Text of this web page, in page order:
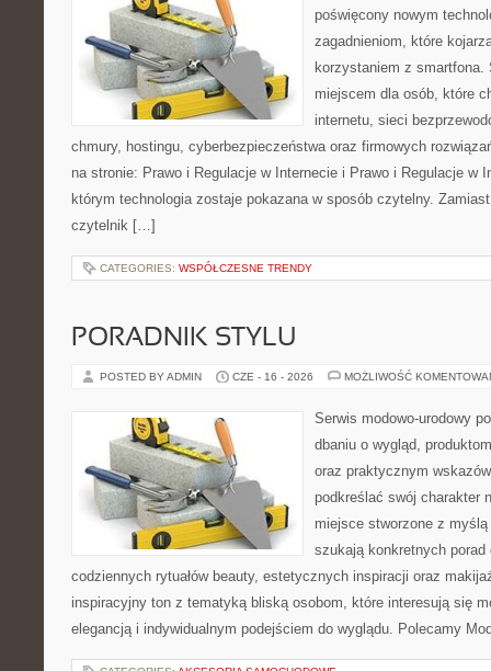
poświęcony nowym
zagadnieniom, które
korzystaniem z
miejscem dla osób, które
internetu, sieci
chmury, hostingu, cyberbezpieczeństwa oraz firmowych
na stronie: Prawo i Regulacje w Internecie i Prawo i Regulacje w
którym technologia zostaje pokazana w sposób czytelny.
czytelnik […]
CATEGORIES: WSPÓŁCZESNE TRENDY
PORADNIK STYLU
POSTED BY ADMIN CZE - 16 - 2026 MOŻLIWOŚĆ
Serwis modowo-urodowy
dbaniu o wygląd,
oraz praktycznym
podkreślać swój charakter
miejsce stworzone z
szukają konkretnych
codziennych rytuałów beauty, estetycznych inspiracji oraz
inspiracyjny ton z tematyką bliską osobom, które interesują się
elegancją i indywidualnym podejściem do wyglądu. Polecamy